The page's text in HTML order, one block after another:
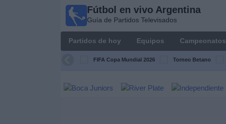
Fútbol en vivo Argentina
Guía de Partidos Televisados
Partidos de hoy Equipos Campeonatos
FIFA Copa Mundial 2026 Torneo Betano
Fútbol en
Argentina